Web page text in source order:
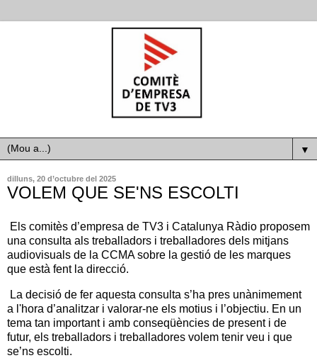
▼
dilluns, 20 d’octubre del 2025
VOLEM QUE SE'NS ESCOLTI
Els comitès d’empresa de TV3 i Catalunya Ràdio proposem
una consulta als treballadors i treballadores dels mitjans
audiovisuals de la CCMA sobre la gestió de les marques
que està fent la direcció.
La decisió de fer aquesta consulta s’ha pres unànimement
a l'hora d’analitzar i valorar-ne els motius i l’objectiu. En un
tema tan important i amb conseqüències de present i de
futur, els treballadors i treballadores volem tenir veu i que
se’ns escolti.